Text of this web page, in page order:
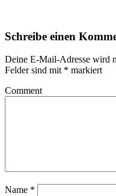
Schreibe einen
Deine E-Mail-Adresse wird
Felder sind mit * markiert
Comment
Name *